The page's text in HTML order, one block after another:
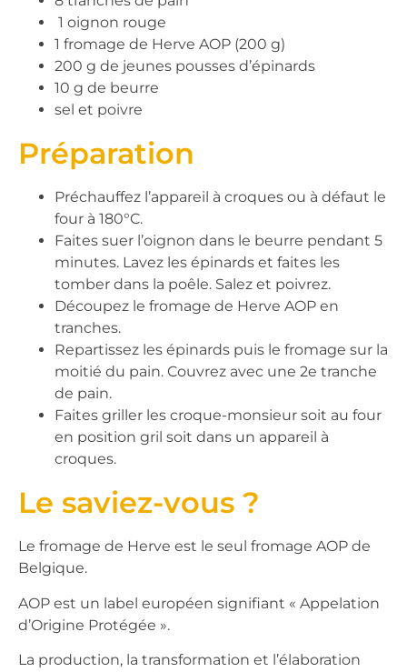
1 oignon rouge
1 fromage de Herve AOP (200 g)
200 g de jeunes pousses d’épinards
10 g de beurre
sel et poivre
Préparation
Préchauffez l’appareil à croques ou à défaut le
four à 180°C.
Faites suer l’oignon dans le beurre pendant 5
minutes. Lavez les épinards et faites les
tomber dans la poêle. Salez et poivrez.
Découpez le fromage de Herve AOP en
tranches.
Repartissez les épinards puis le fromage sur la
moitié du pain. Couvrez avec une 2e tranche
de pain.
Faites griller les croque-monsieur soit au four
en position gril soit dans un appareil à
croques.
Le saviez-vous ?
Le fromage de Herve est le seul fromage AOP de
Belgique.
AOP est un label européen signifiant « Appelation
d’Origine Protégée ».
La production, la transformation et l’élaboration